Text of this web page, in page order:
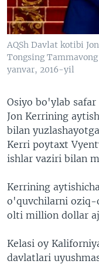
VIDEO
XABARLAR
ODNOKLASSNIKI
TELEGRAM
TWITTER
SOUNDCLOUD
VOA
AQSh Davlat kotibi
Tongsing
yanvar, 2016-yil
Osiyo bo'ylab
Jon Kerrining
bilan
Kerri poytaxt
ishlar vaziri bilan
Kerrining
o'quvchilarni oziq-
olti million dollar
Kelasi oy
davlatlari